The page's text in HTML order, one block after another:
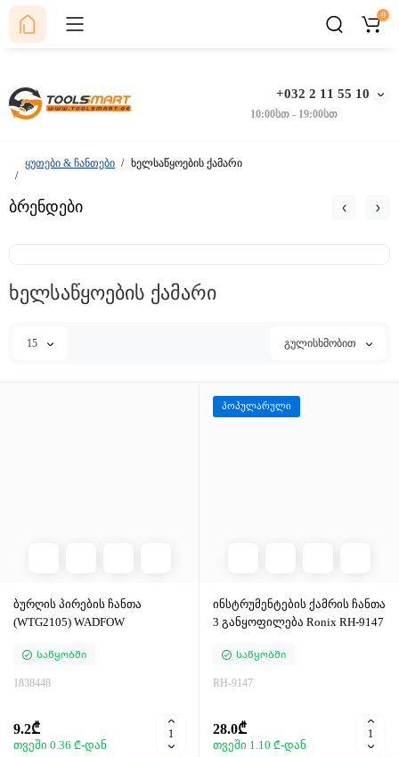
+032 2 11 55 10
10:00სთ - 19:00სთ
0
ყუთები & ჩანთები ხელსაწყოების ქამარი
ბრენდები
ხელსაწყოების ქამარი
15 გულისხმობით
ბურღის პირების ჩანთა
(WTG2105) WADFOW
Საწყობში
1838448
9.2₾
თვეში 0.36 ₾-დან
პოპულარული
ინსტრუმენტების ქამრის ჩანთა
3 განყოფილება Ronix RH-9147
Საწყობში
RH-9147
28.0₾
თვეში 1.10 ₾-დან